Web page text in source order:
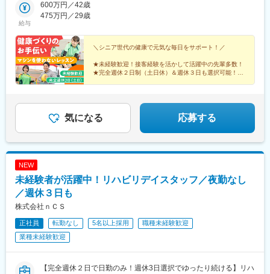
府中市（西府中店）■東京都板橋区（徳丸店）■東京都調布市（西
調布店）■東京都中野区（弥生町店、野方店、笹塚店）■東京都大
（豪徳寺店、成城店）■東京都杉並区（荻窪店）■東京都新宿区
（神楽坂店、新宿落合店）■東京都渋谷区（駒場店）■東京都国分
寺市（国立店）■東京都江東区（森下店）■埼玉県さいたま市浦和
区（浦和店）■埼玉県新座市（新座店）※受動喫煙対策：屋内禁煙
大前駅、西新宿五丁目駅、野方駅、笹塚駅、梅屋敷駅(東京都)、菊
川駅(東京都)、西調布駅、保谷駅、国立駅、北浦和駅、新座駅、東
江戸川橋駅、下落合駅、代々木八幡駅、中野新橋駅、京急蒲田
駅、住吉駅(東京都)、都電雑司ケ谷駅、豊島園駅(都営線)、宮の坂
駅、牛込神楽坂駅、落合駅(東京都)、代々木上原駅、中野坂上駅、
糀谷駅
給与
600万円／42歳
475万円／29歳
＼シニア世代の健康で元気な毎日をサポート！／
★未経験歓迎！接客経験を活かして活躍中の先輩多数！
★完全週休２日制（土日休）＆週休３日も選択可能！
気になる 応募する
NEW
未経験者が活躍中！リハビリデイスタッフ／夜勤なし
／週休３日も
株式会社ｎＣＳ
正社員 転勤なし 5名以上採用
職種未経験歓迎
業種未経験歓迎
【完全週休２日で日勤のみ！週休3日選択でゆったり続ける】リハ